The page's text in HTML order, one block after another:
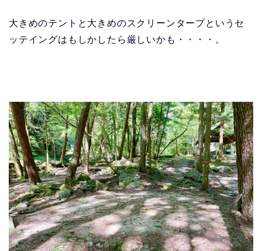
大きめのテントと大きめのスクリーンタープというセ
ッテイングはもしかしたら厳しいかも・・・・。